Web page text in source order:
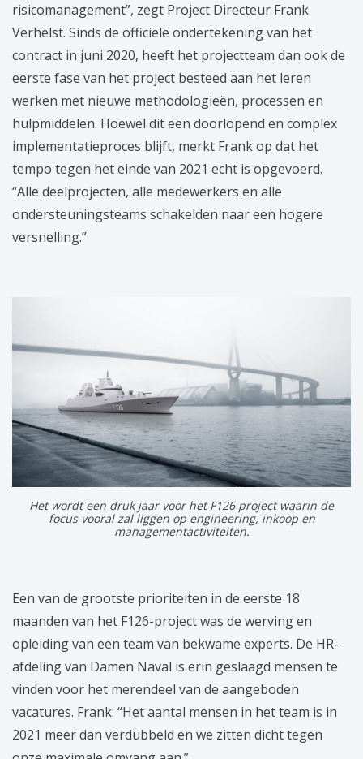
risicomanagement”, zegt Project Directeur Frank
Verhelst. Sinds de officiële ondertekening van het
contract in juni 2020, heeft het projectteam dan ook de
eerste fase van het project besteed aan het leren
werken met nieuwe methodologieën, processen en
hulpmiddelen. Hoewel dit een doorlopend en complex
implementatieproces blijft, merkt Frank op dat het
tempo tegen het einde van 2021 echt is opgevoerd.
“Alle deelprojecten, alle medewerkers en alle
ondersteuningsteams schakelden naar een hogere
versnelling.”
Het wordt een druk jaar voor het F126 project waarin de
focus vooral zal liggen op engineering, inkoop en
managementactiviteiten.
Een van de grootste prioriteiten in de eerste 18
maanden van het F126-project was de werving en
opleiding van een team van bekwame experts. De HR-
afdeling van Damen Naval is erin geslaagd mensen te
vinden voor het merendeel van de aangeboden
vacatures. Frank: “Het aantal mensen in het team is in
2021 meer dan verdubbeld en we zitten dicht tegen